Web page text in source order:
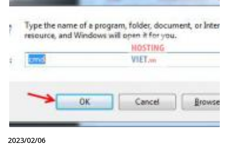
2023/02/06